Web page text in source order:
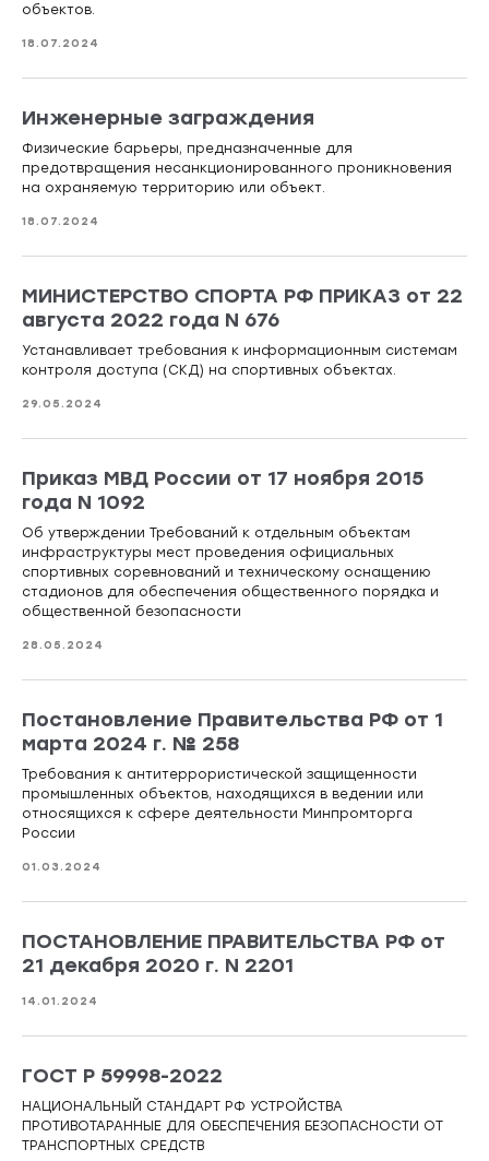
объектов.
18.07.2024
Инженерные заграждения
Физические барьеры, предназначенные для
предотвращения несанкционированного проникновения
на охраняемую территорию или объект.
18.07.2024
МИНИСТЕРСТВО СПОРТА РФ ПРИКАЗ от 22
августа 2022 года N 676
Устанавливает требования к информационным системам
контроля доступа (СКД) на спортивных объектах.
29.05.2024
Приказ МВД России от 17 ноября 2015
года N 1092
Об утверждении Требований к отдельным объектам
инфраструктуры мест проведения официальных
спортивных соревнований и техническому оснащению
стадионов для обеспечения общественного порядка и
общественной безопасности
28.05.2024
Постановление Правительства РФ от 1
марта 2024 г. № 258
Требования к антитеррористической защищенности
промышленных объектов, находящихся в ведении или
относящихся к сфере деятельности Минпромторга
России
01.03.2024
ПОСТАНОВЛЕНИЕ ПРАВИТЕЛЬСТВА РФ от
21 декабря 2020 г. N 2201
14.01.2024
ГОСТ Р 59998-2022
НАЦИОНАЛЬНЫЙ СТАНДАРТ РФ УСТРОЙСТВА
ПРОТИВОТАРАННЫЕ ДЛЯ ОБЕСПЕЧЕНИЯ БЕЗОПАСНОСТИ ОТ
ТРАНСПОРТНЫХ СРЕДСТВ